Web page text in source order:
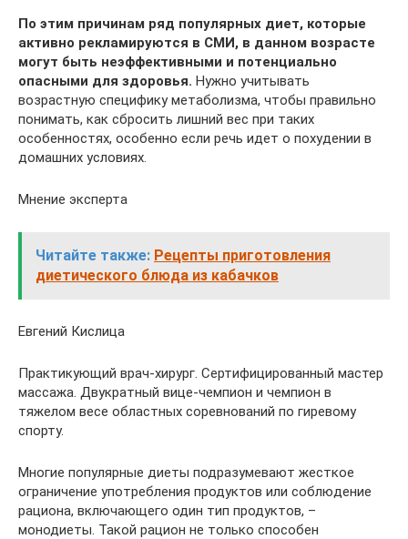
По этим причинам ряд популярных диет, которые
активно рекламируются в СМИ, в данном возрасте
могут быть неэффективными и потенциально
опасными для здоровья. Нужно учитывать
возрастную специфику метаболизма, чтобы правильно
понимать, как сбросить лишний вес при таких
особенностях, особенно если речь идет о похудении в
домашних условиях.
Мнение эксперта
Читайте также: Рецепты приготовления
диетического блюда из кабачков
Евгений Кислица
Практикующий врач-хирург. Сертифицированный мастер
массажа. Двукратный вице-чемпион и чемпион в
тяжелом весе областных соревнований по гиревому
спорту.
Многие популярные диеты подразумевают жесткое
ограничение употребления продуктов или соблюдение
рациона, включающего один тип продуктов, –
монодиеты. Такой рацион не только способен